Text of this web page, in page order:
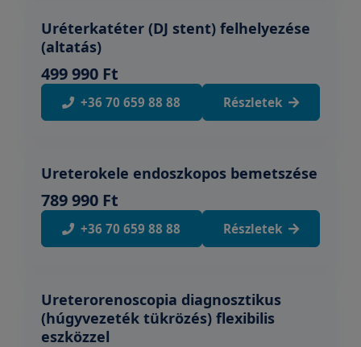
Uréterkatéter (DJ stent) felhelyezése
(altatás)
499 990 Ft
+36 70 659 88 88 Részletek
Ureterokele endoszkopos bemetszése
789 990 Ft
+36 70 659 88 88 Részletek
Ureterorenoscopia diagnosztikus
(húgyvezeték tükrözés) flexibilis
eszközzel